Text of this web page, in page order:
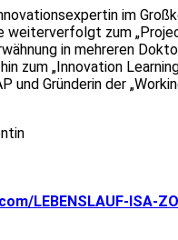
im
zum
in mehreren
zum „Innovation
und Gründerin der
LEBENSLAUF-ISA-